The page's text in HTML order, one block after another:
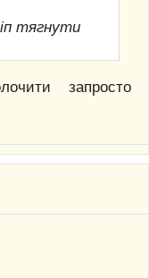
тягнути
запросто